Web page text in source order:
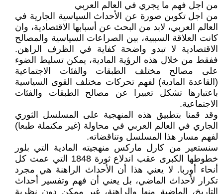
من اجل فهم ما يجري في العالم العربي
من اجل تكوين صورة عن الأحداث السياسية الجارية في
العالم العربي، لابد من البحث عن أسبابها الاقتصادية، وان
كانت العلاقة السببية، بين الصراعات السياسية والمصالح
الاقتصادية لا تبدو واضحة كفاية في الظرف الراهن.
ففقط من خلال هذه الرؤية المادية، يمكن تسليط الضوء
على مصالح مختلف الطبقات والفئات الاجتماعية
(القاعدة المادية) لفهم تحركات مختلف القوى السياسية
باعتبارها تشكل تعبيرا عن مصالح الطبقات والفئات
الاجتماعية.
وقد قمنا بتطبيق هذه المنهجية على المسلسل الثوري
الجاري في العالم العربي في محاولة (غير مكتملة طبعا)
لفهم مسار هذا المسلسل وتناقضاته.
سنستعير من كارل ماركس منهجيته المادية التي بلور
خطوطها الكبرى عقب اندلاع ثورة 1848 التي عمت كل
أنحاء أوربا. لا يعني هذا أن الأحداث الراهنة هي مجرد
تكرار لأحداث الماضي، بل يعني أن فهم وتفسير أحداث
التاريخ، الماضية منها والراهنة، غير ممكن دون نظرية